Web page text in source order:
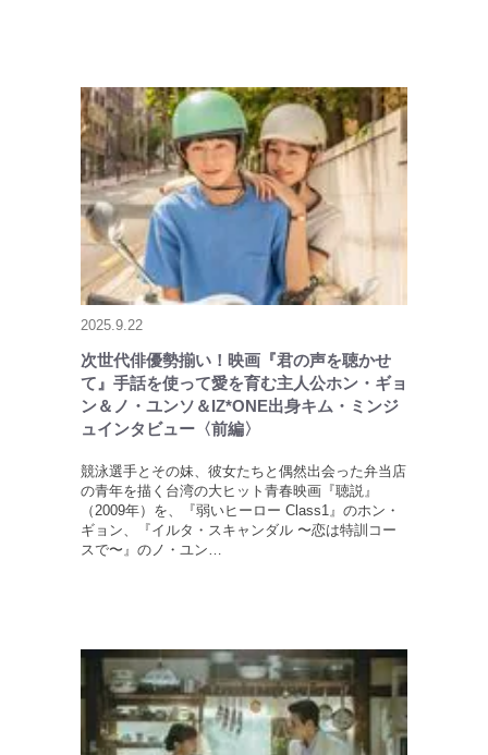
2025.9.22
次世代俳優勢揃い！映画『君の声を聴かせ
て』手話を使って愛を育む主人公ホン・ギョ
ン＆ノ・ユンソ＆IZ*ONE出身キム・ミンジ
ュインタビュー〈前編〉
競泳選手とその妹、彼女たちと偶然出会った弁当店
の青年を描く台湾の大ヒット青春映画『聴説』
（2009年）を、『弱いヒーロー Class1』のホン・
ギョン、『イルタ・スキャンダル 〜恋は特訓コー
スで〜』のノ・ユン…